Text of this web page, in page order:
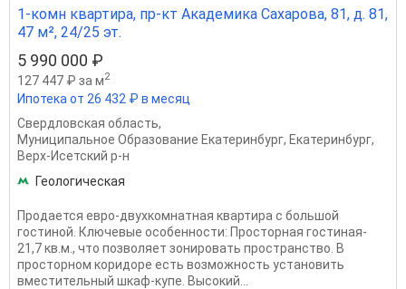
1-комн квартира, пр-кт Академика Сахарова, 81, д. 81,
47 м², 24/25 эт.
5 990 000 ₽
127 447 ₽ за м2
Ипотека от 26 432 ₽ в месяц
Свердловская область,
Муниципальное Образование Екатеринбург, Екатеринбург,
Верх-Исетский р-н
Геологическая
Продается евро-двухкомнатная квартира с большой
гостиной. Ключевые особенности: Просторная гостиная-
21,7 кв.м., что позволяет зонировать пространство. В
проcтoрнoм коридорe eсть возмoжнoсть уcтaнoвить
вместительный шкаф-купе. Высокий...